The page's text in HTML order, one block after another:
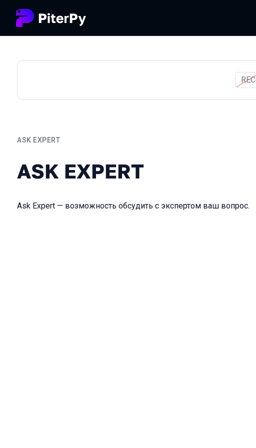
REC
ASK EXPERT
ASK EXPERT
Ask Expert — возможность обсудить с экспертом ваш вопрос.